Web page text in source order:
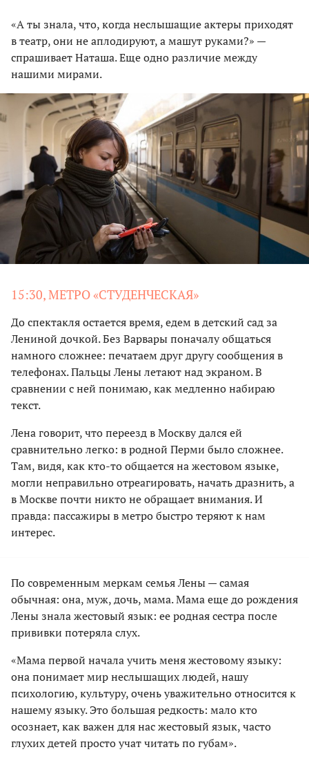
«А ты знала, что, когда неслышащие актеры приходят
в театр, они не аплодируют, а машут руками?» —
спрашивает Наташа. Еще одно различие между
нашими мирами.
15:30, МЕТРО «СТУДЕНЧЕСКАЯ»
До спектакля остается время, едем в детский сад за
Лениной дочкой. Без Варвары поначалу общаться
намного сложнее: печатаем друг другу сообщения в
телефонах. Пальцы Лены летают над экраном. В
сравнении с ней понимаю, как медленно набираю
текст.
Лена говорит, что переезд в Москву дался ей
сравнительно легко: в родной Перми было сложнее.
Там, видя, как кто-то общается на жестовом языке,
могли неправильно отреагировать, начать дразнить, а
в Москве почти никто не обращает внимания. И
правда: пассажиры в метро быстро теряют к нам
интерес.
По современным меркам семья Лены — самая
обычная: она, муж, дочь, мама. Мама еще до рождения
Лены знала жестовый язык: ее родная сестра после
прививки потеряла слух.
«Мама первой начала учить меня жестовому языку:
она понимает мир неслышащих людей, нашу
психологию, культуру, очень уважительно относится к
нашему языку. Это большая редкость: мало кто
осознает, как важен для нас жестовый язык, часто
глухих детей просто учат читать по губам».